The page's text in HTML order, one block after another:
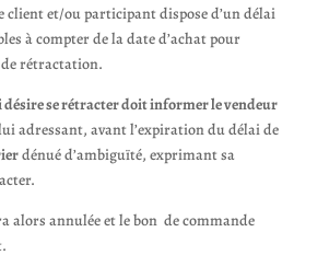
client et/ou participant dispose d’un délai
à compter de la date d’achat pour
rétractation.
se rétracter doit informer le vendeur
adressant, avant l’expiration du délai de
dénué d’ambiguïté, exprimant sa
alors annulée et le bon de commande